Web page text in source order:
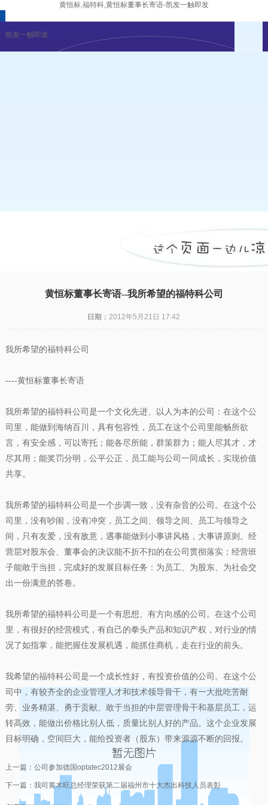
黄恒标,福特科,黄恒标董事长寄语-凯发一触即发
凯发一触即发
黄恒标董事长寄语--我所希望的福特科公司
日期：2012年5月21日 17:42
我所希望的福特科公司
----黄恒标董事长寄语
我所希望的福特科公司是一个文化先进、以人为本的公司：在这个公
司里，能做到海纳百川，具有包容性，员工在这个公司里能畅所欲
言，有安全感，可以寄托；能各尽所能，群策群力；能人尽其才，才
尽其用；能奖罚分明，公平公正，员工能与公司一同成长，实现价值
共享。
我所希望的福特科公司是一个步调一致，没有杂音的公司。在这个公
司里，没有吵闹，没有冲突，员工之间、领导之间、员工与领导之
间，只有友爱，没有敌意，遇事能做到小事讲风格，大事讲原则。经
营层对股东会、董事会的决议能不折不扣的在公司贯彻落实；经营班
子能敢于当担，完成好的发展目标任务：为员工、为股东、为社会交
出一份满意的答卷。
我所希望的福特科公司是一个有思想、有方向感的公司。在这个公司
里，有很好的经营模式，有自己的拳头产品和知识产权，对行业的情
况了如指掌，能把握住发展机遇，能抓住商机，走在行业的前头。
我希望的福特科公司是一个成长性好，有投资价值的公司。在这个公
司中，有较齐全的企业管理人才和技术领导骨干，有一大批吃苦耐
劳、业务精湛、勇于贡献、敢于当担的中层管理骨干和基层员工，运
转高效，能做出价格比别人低，质量比别人好的产品。这个企业发展
目标明确，空间巨大，能给投资者（股东）带来源源不断的回报。
上一篇： 公司参加德国optatec2012展会
下一篇： 我司黄木旺总经理荣获第二届福州市十大杰出科技人员表彰